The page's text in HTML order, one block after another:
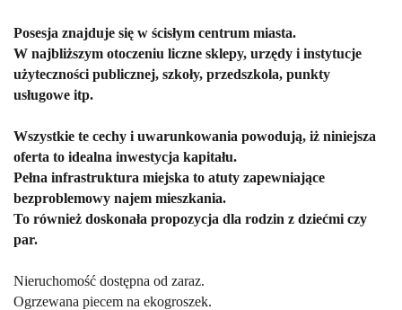
Posesja znajduje się w ścisłym centrum miasta.
W najbliższym otoczeniu liczne sklepy, urzędy i instytucje
użyteczności publicznej, szkoły, przedszkola, punkty
usługowe itp.
Wszystkie te cechy i uwarunkowania powodują, iż niniejsza
oferta to idealna inwestycja kapitału.
Pełna infrastruktura miejska to atuty zapewniające
bezproblemowy najem mieszkania.
To również doskonała propozycja dla rodzin z dziećmi czy
par.
Nieruchomość dostępna od zaraz.
Ogrzewana piecem na ekogroszek.